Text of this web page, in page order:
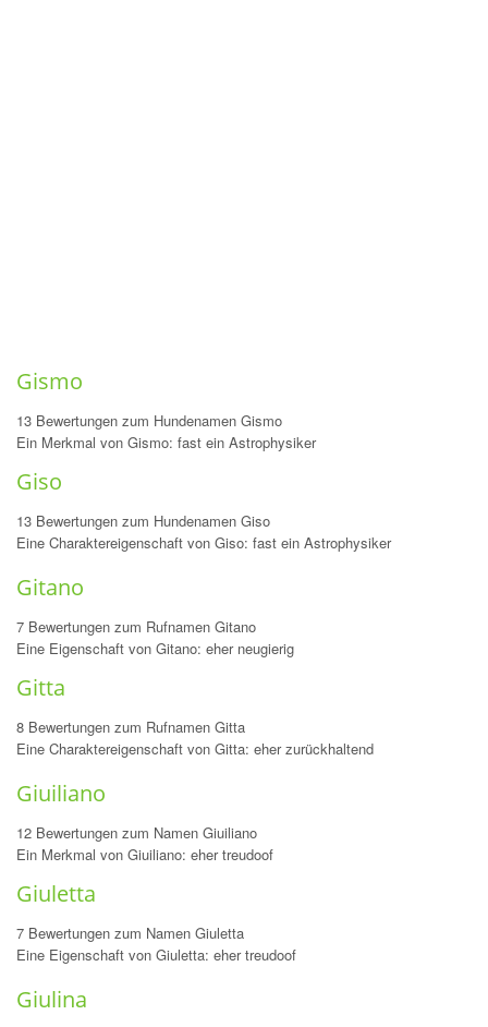
Gismo
13 Bewertungen zum Hundenamen Gismo
Ein Merkmal von Gismo: fast ein Astrophysiker
Giso
13 Bewertungen zum Hundenamen Giso
Eine Charaktereigenschaft von Giso: fast ein Astrophysiker
Gitano
7 Bewertungen zum Rufnamen Gitano
Eine Eigenschaft von Gitano: eher neugierig
Gitta
8 Bewertungen zum Rufnamen Gitta
Eine Charaktereigenschaft von Gitta: eher zurückhaltend
Giuiliano
12 Bewertungen zum Namen Giuiliano
Ein Merkmal von Giuiliano: eher treudoof
Giuletta
7 Bewertungen zum Namen Giuletta
Eine Eigenschaft von Giuletta: eher treudoof
Giulina